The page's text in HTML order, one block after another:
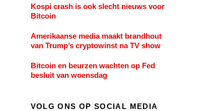
Kospi crash is ook slecht nieuws voor
Bitcoin
Amerikaanse media maakt brandhout
van Trump’s cryptowinst na TV show
Bitcoin en beurzen wachten op Fed
besluit van woensdag
VOLG ONS OP SOCIAL MEDIA